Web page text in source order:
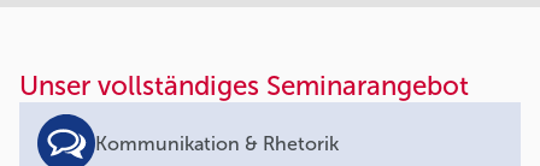
Unser vollständiges Seminarangebot
Kommunikation & Rhetorik